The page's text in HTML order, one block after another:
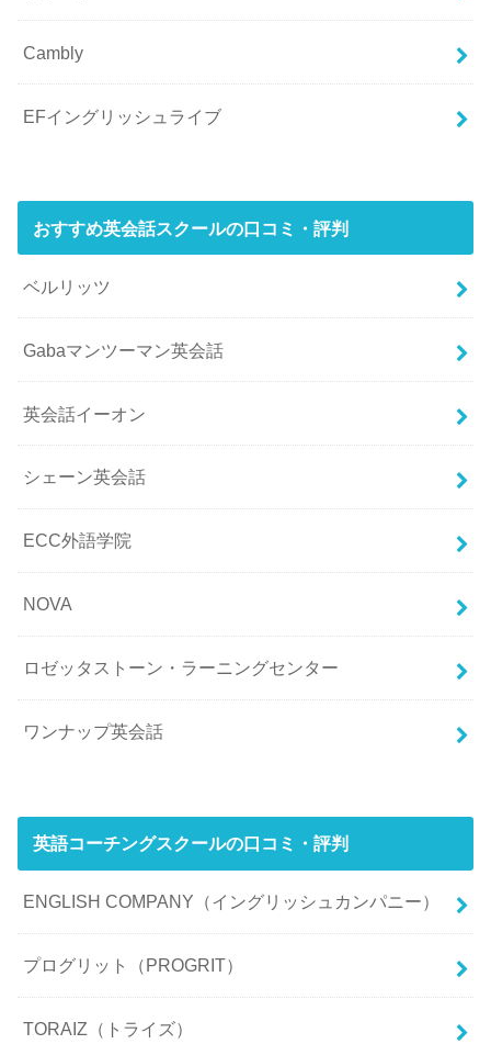
Cambly
EFイングリッシュライブ
おすすめ英会話スクールの口コミ・評判
ベルリッツ
Gabaマンツーマン英会話
英会話イーオン
シェーン英会話
ECC外語学院
NOVA
ロゼッタストーン・ラーニングセンター
ワンナップ英会話
英語コーチングスクールの口コミ・評判
ENGLISH COMPANY（イングリッシュカンパニー）
プログリット（PROGRIT）
TORAIZ（トライズ）